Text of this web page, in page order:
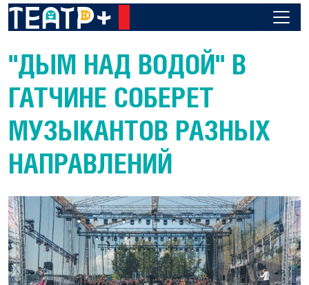
"ДЫМ НАД ВОДОЙ" В
ГАТЧИНЕ СОБЕРЕТ
МУЗЫКАНТОВ РАЗНЫХ
НАПРАВЛЕНИЙ